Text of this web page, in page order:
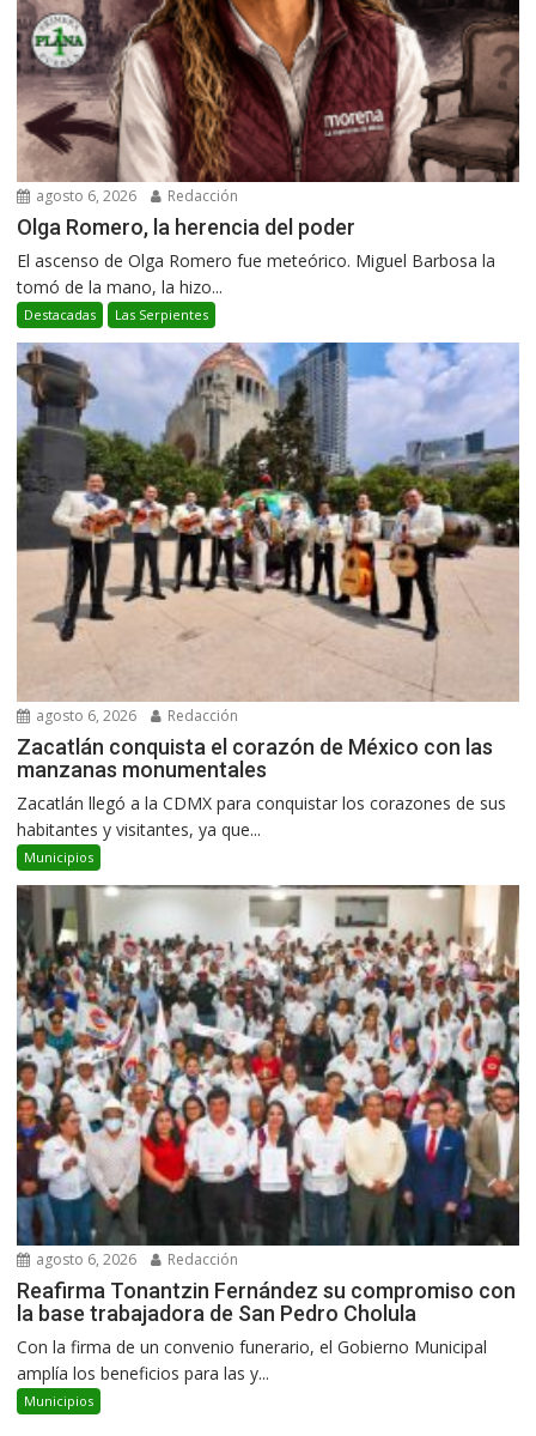
agosto 6, 2026 Redacción
Olga Romero, la herencia del poder
El ascenso de Olga Romero fue meteórico. Miguel Barbosa la
tomó de la mano, la hizo...
Destacadas Las Serpientes
agosto 6, 2026 Redacción
Zacatlán conquista el corazón de México con las
manzanas monumentales
Zacatlán llegó a la CDMX para conquistar los corazones de sus
habitantes y visitantes, ya que...
Municipios
agosto 6, 2026 Redacción
Reafirma Tonantzin Fernández su compromiso con
la base trabajadora de San Pedro Cholula
Con la firma de un convenio funerario, el Gobierno Municipal
amplía los beneficios para las y...
Municipios